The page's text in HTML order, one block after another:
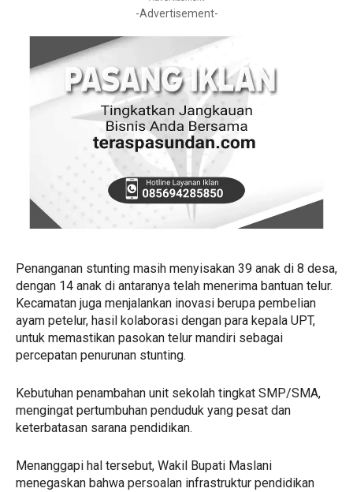
-Advertisement-
Penanganan stunting masih menyisakan 39 anak di 8 desa,
dengan 14 anak di antaranya telah menerima bantuan telur.
Kecamatan juga menjalankan inovasi berupa pembelian
ayam petelur, hasil kolaborasi dengan para kepala UPT,
untuk memastikan pasokan telur mandiri sebagai
percepatan penurunan stunting.
Kebutuhan penambahan unit sekolah tingkat SMP/SMA,
mengingat pertumbuhan penduduk yang pesat dan
keterbatasan sarana pendidikan.
Menanggapi hal tersebut, Wakil Bupati Maslani
menegaskan bahwa persoalan infrastruktur pendidikan